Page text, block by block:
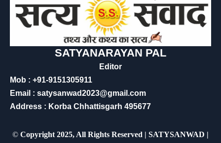
SATYANARAYAN PAL
Editor
Mob : +91-9151305911
Email : satysanwad2023@gmail.com
Address : Korba Chhattisgarh 495677
© Copyright 2025, All Rights Reserved | SATYSANWAD |